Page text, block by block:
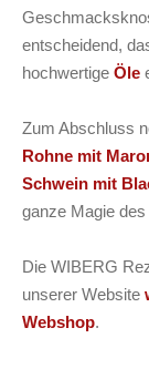
entscheidend,
hochwertige Öle
Zum Abschluss
Rohne mit
Schwein mit
ganze Magie
Die WIBERG
unserer Website
Webshop.